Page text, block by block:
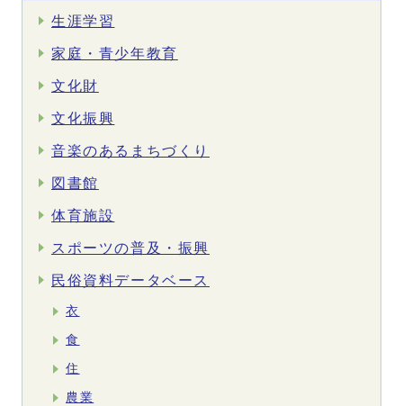
生涯学習
家庭・青少年教育
文化財
文化振興
音楽のあるまちづくり
図書館
体育施設
スポーツの普及・振興
民俗資料データベース
衣
食
住
農業